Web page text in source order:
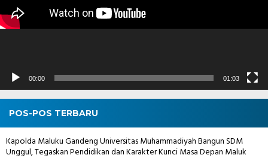
00:00 01:03
POS-POS TERBARU
Kapolda Maluku Gandeng Universitas Muhammadiyah Bangun SDM
Unggul, Tegaskan Pendidikan dan Karakter Kunci Masa Depan Maluk